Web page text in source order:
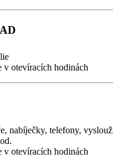
v otevíracích hodinách
nabíječky, telefony,
v otevíracích hodinách